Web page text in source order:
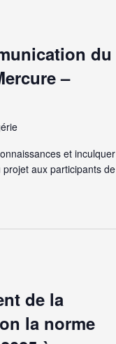
du
–
et inculquer
aux participants de
de la
la norme